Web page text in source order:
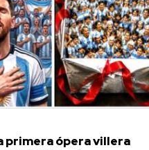
primera ópera villera